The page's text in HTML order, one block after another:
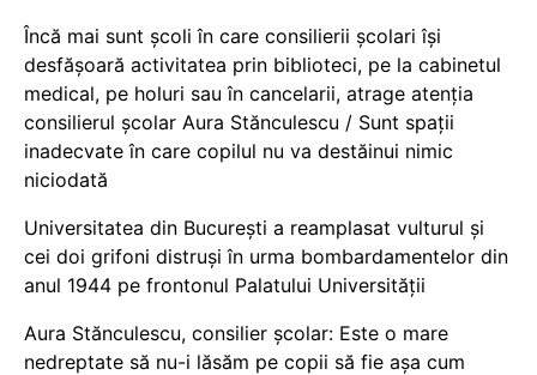
Încă mai sunt școli în care consilierii școlari își
desfășoară activitatea prin biblioteci, pe la cabinetul
medical, pe holuri sau în cancelarii, atrage atenția
consilierul școlar Aura Stănculescu / Sunt spații
inadecvate în care copilul nu va destăinui nimic
niciodată
Universitatea din București a reamplasat vulturul și
cei doi grifoni distruși în urma bombardamentelor din
anul 1944 pe frontonul Palatului Universității
Aura Stănculescu, consilier școlar: Este o mare
nedreptate să nu-i lăsăm pe copii să fie așa cum